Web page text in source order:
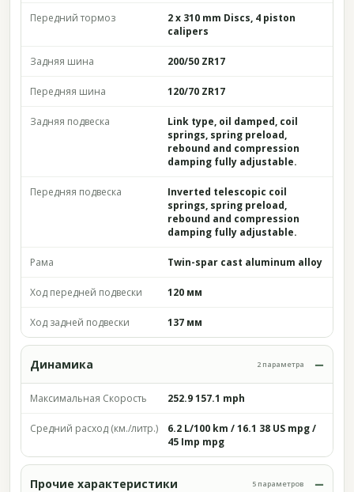
Передний тормоз
2 x 310 mm Discs, 4 piston
calipers
Задняя шина 200/50 ZR17
Передняя шина 120/70 ZR17
Задняя подвеска
Link type, oil damped, coil
springs, spring preload,
rebound and compression
damping fully adjustable.
Передняя подвеска
Inverted telescopic coil
springs, spring preload,
rebound and compression
damping fully adjustable.
Рама Twin-spar cast aluminum alloy
Ход передней подвески 120 мм
Ход задней подвески 137 мм
Динамика 2 параметра
Максимальная Скорость 252.9 157.1 mph
Средний расход (км./литр.)
6.2 L/100 km / 16.1 38 US mpg /
45 Imp mpg
Прочие характеристики 5 параметров